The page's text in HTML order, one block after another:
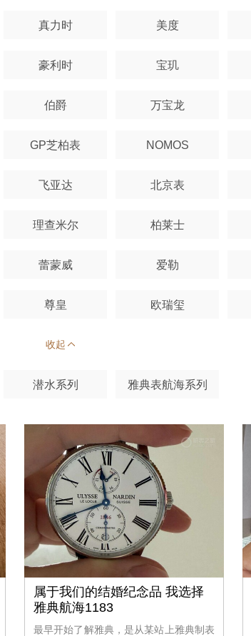
真力时 美度
豪利时 宝玑
伯爵 万宝龙
GP芝柏表 NOMOS
飞亚达 北京表
理查米尔 柏莱士
蕾蒙威 爱勒
尊皇 欧瑞玺
收起
潜水系列 雅典表航海系列
属于我们的结婚纪念品 我选择
雅典航海1183
最早开始了解雅典，是从某站上雅典制表